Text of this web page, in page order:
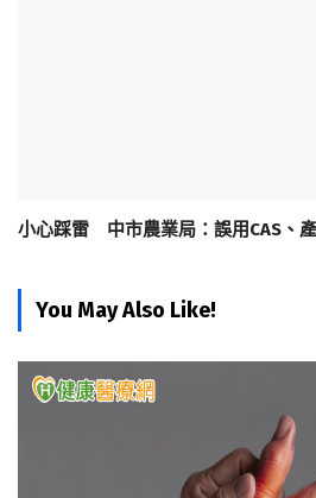
小心踩雷 中市農業局：誤用CAS、
You May Also Like!